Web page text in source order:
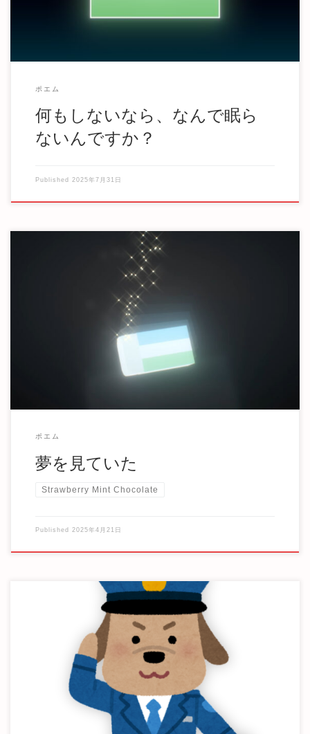
ポエム
何もしないなら、なんで眠ら
ないんですか？
Published 2025年7月31日
夢を見ていた 現実ではない しかし心地よく その風速に従う
これは望み？ 曖昧な境界 涙を流し 退化 […]
ポエム
夢を見ていた
Strawberry Mint Chocolate
Published 2025年4月21日
こねこちゃんは、ある日、公園のベンチの上に落ちている
財布を見つけました。そこで、こねこちゃんは、犬 […]